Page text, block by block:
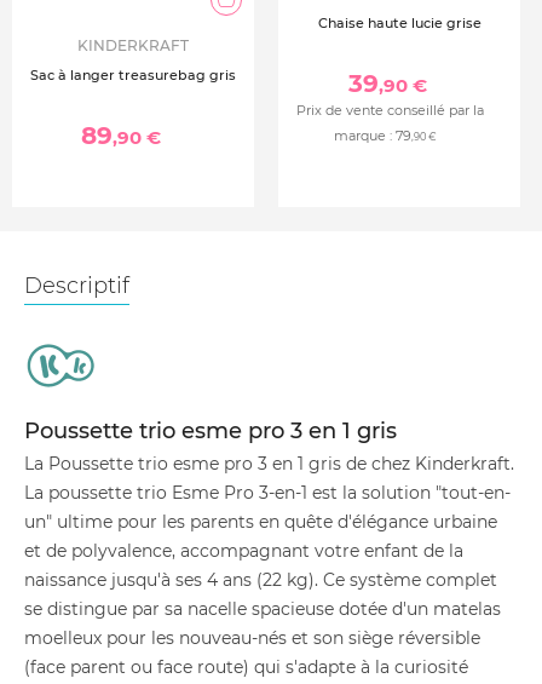
KINDERKRAFT
Sac à langer treasurebag gris
89,90 €
Chaise haute lucie grise
39,90 €
Prix de vente conseillé par la
marque : 79,90 €
Descriptif
Poussette trio esme pro 3 en 1 gris
La Poussette trio esme pro 3 en 1 gris de chez Kinderkraft.
La poussette trio Esme Pro 3-en-1 est la solution "tout-en-
un" ultime pour les parents en quête d'élégance urbaine
et de polyvalence, accompagnant votre enfant de la
naissance jusqu'à ses 4 ans (22 kg). Ce système complet
se distingue par sa nacelle spacieuse dotée d'un matelas
moelleux pour les nouveau-nés et son siège réversible
(face parent ou face route) qui s'adapte à la curiosité